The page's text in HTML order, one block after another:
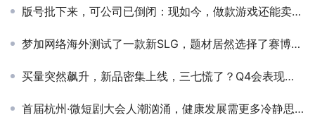
版号批下来，可公司已倒闭：现如今，做款游戏还能卖给腾讯吗？
梦加网络海外测试了一款新SLG，题材居然选择了赛博朋克
买量突然飙升，新品密集上线，三七慌了？Q4会表现如何？
首届杭州·微短剧大会人潮汹涌，健康发展需更多冷静思考